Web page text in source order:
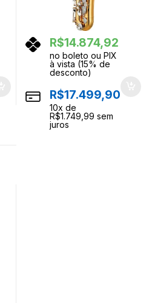
R$14.874,92
no boleto ou PIX
à vista (15% de
desconto)
R$17.499,90
10x de
R$1.749,99 sem
juros